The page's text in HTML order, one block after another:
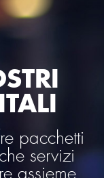
pacchetti
servizi